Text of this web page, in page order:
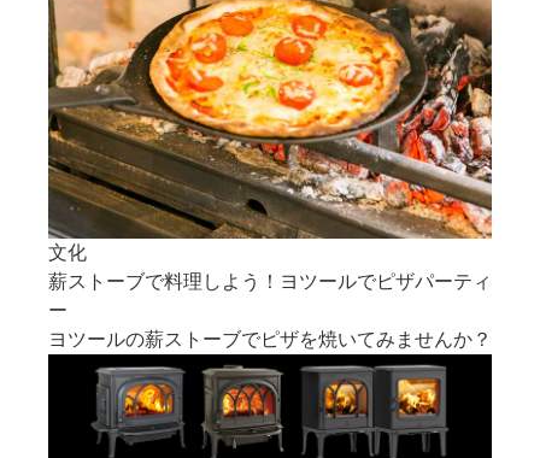
文化
薪ストーブで料理しよう！ヨツールでピザパーティ
ー
ヨツールの薪ストーブでピザを焼いてみませんか？